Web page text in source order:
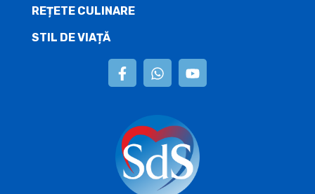
REȚETE CULINARE
STIL DE VIAȚĂ